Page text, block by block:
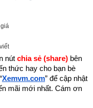
Mặt Trời, mỗi điểm
Vào ngày Đông Chí
270 độ (kinh độ Mặt
đây là giai đoạn có thời
nút chia sẻ (share) bên
thức hay cho bạn bè
“Xemvm.com” để cập nhật
mãi mới nhất. Cám ơn